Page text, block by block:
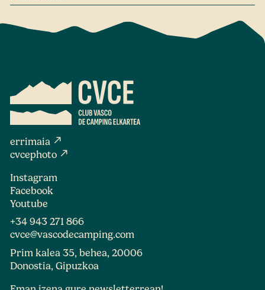
errimaia north_east
cvcephoto north_east
Instagram
Facebook
Youtube
+34 943 271 866
cvce@vascodecamping.com
Prim kalea 35, behea, 20006
Donostia, Gipuzkoa